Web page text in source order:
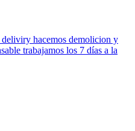
hacemos demolicion y
trabajamos los 7 días a la